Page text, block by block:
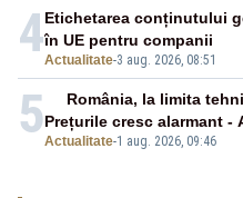
4Actualitate-3 aug. 2026, 08:51
Etichetarea conținutului
în UE pentru companii
5Actualitate-1 aug. 2026, 09:46
România, la limita
Prețurile cresc alarmant -